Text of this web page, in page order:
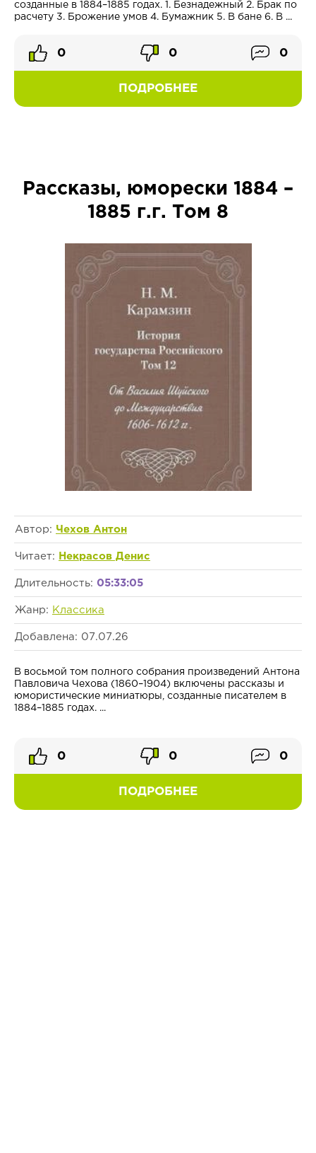
созданные в 1884–1885 годах. 1. Безнадежный 2. Брак по
расчету 3. Брожение умов 4. Бумажник 5. В бане 6. В ...
ПОДРОБНЕЕ
0 0 0
Рассказы, юморески 1884 –
1885 г.г. Том 8
Автор: Чехов Антон
Читает: Некрасов Денис
Длительность: 05:33:05
Жанр: Классика
Добавлена: 07.07.26
В восьмой том полного собрания произведений Антона
Павловича Чехова (1860–1904) включены рассказы и
юмористические миниатюры, созданные писателем в
1884–1885 годах. ...
ПОДРОБНЕЕ
0 0 0